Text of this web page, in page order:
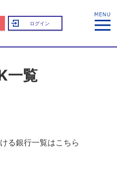
ログイン
一覧
る銀行一覧はこちら